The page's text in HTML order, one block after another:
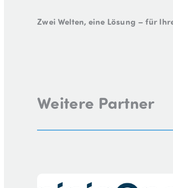
Zwei Welten, eine Lösung – für
Weitere Partner